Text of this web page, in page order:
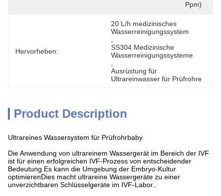
Ppm)
Hervorheben:
20 L/h medizinisches
Wasserreinigungssystem
SS304 Medizinische
Wasserreinigungssysteme
Ausrüstung für
Ultrareinwasser für Prüfrohre
Product Description
Ultrareines Wassersystem für Prüfrohrbaby
Die Anwendung von ultrareinem Wassergerät im Bereich der IVF
ist für einen erfolgreichen IVF-Prozess von entscheidender
Bedeutung.Es kann die Umgebung der Embryo-Kultur
optimierenDies macht ultrareine Wassergeräte zu einer
unverzichtbaren Schlüsselgeräte im IVF-Labor..